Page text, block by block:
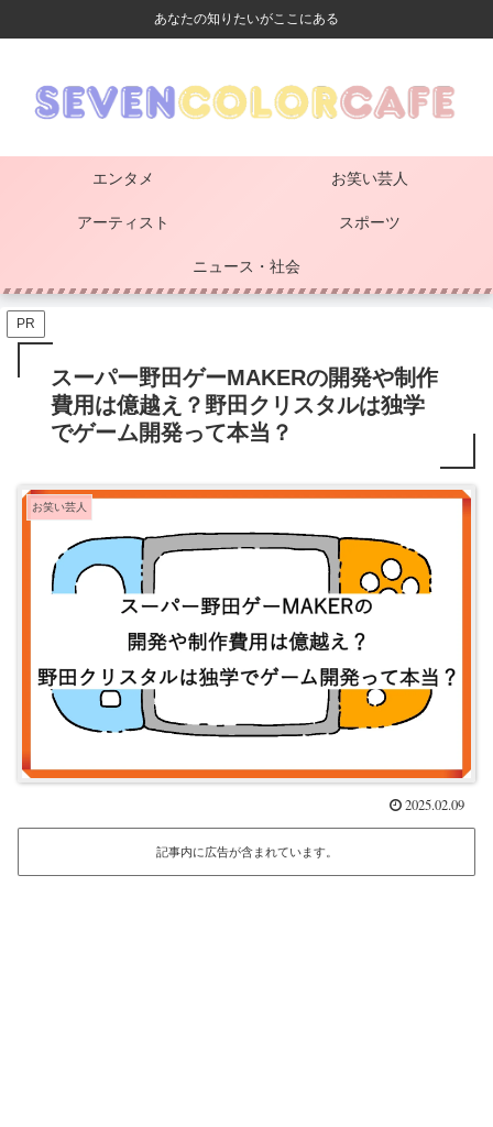
あなたの知りたいがここにある
エンタメ お笑い芸人
アーティスト スポーツ
ニュース・社会
PR
スーパー野田ゲーMAKERの開発や制作
費用は億越え？野田クリスタルは独学
でゲーム開発って本当？
お笑い芸人
2025.02.09
記事内に広告が含まれています。